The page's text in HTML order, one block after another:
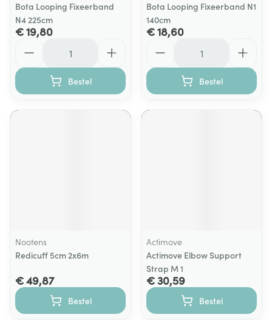
Bota Looping Fixeerband
N4 225cm
€ 19,80
Bestel
Bota Looping Fixeerband N1
140cm
€ 18,60
Bestel
Nootens
Redicuff 5cm 2x6m
€ 49,87
Bestel
Actimove
Actimove Elbow Support
Strap M 1
€ 30,59
Bestel